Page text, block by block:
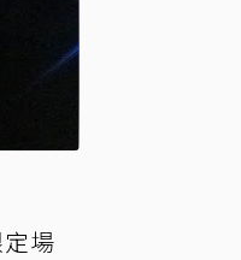
場